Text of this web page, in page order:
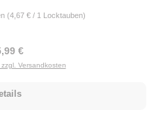
(4,67 € / 1 Locktauben)
Preis:
€
Versandkosten